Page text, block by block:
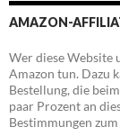
AMAZON-
Wer diese Website
Amazon tun. Dazu
Bestellung, die
paar Prozent an
Bestimmungen